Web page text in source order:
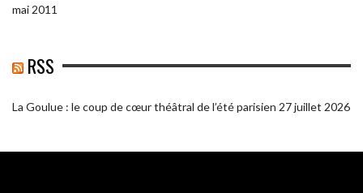
mai 2011
RSS
La Goulue : le coup de cœur théâtral de l’été parisien 27 juillet 2026